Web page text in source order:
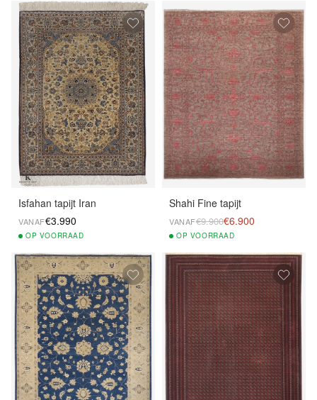
Isfahan tapijt Iran
VANAF€3.990
OP VOORRAAD
Shahi Fine tapijt
VANAF€9.900€6.900
OP VOORRAAD